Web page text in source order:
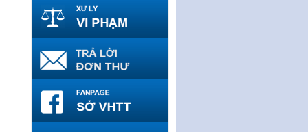
"Công dân danh dự…
Nghị quyết quy định một số
chính sách thúc đẩy nghiên cứu
khoa học, phát triển công…
Nghị quyết công bố Nghị quyết
Thành phố triển khai thi…
Nghị quyết ban hành quy chế